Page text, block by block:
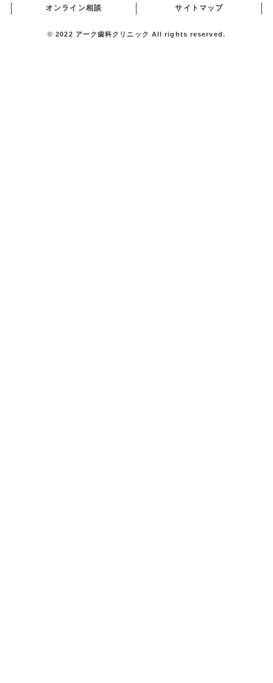
オンライン相談 サイトマップ
© 2022 アーク歯科クリニック All rights reserved.